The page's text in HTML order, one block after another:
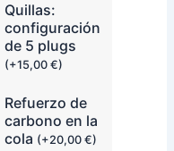
Quillas:
configuración
de 5 plugs
(+15,00€)
Refuerzo de
carbono en la
cola (+20,00€)